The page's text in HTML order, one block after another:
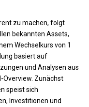
zu machen, folgt
bekannten Assets,
Wechselkurs von 1
basiert auf
und Analysen aus
Overview. Zunächst
speist sich
Investitionen und